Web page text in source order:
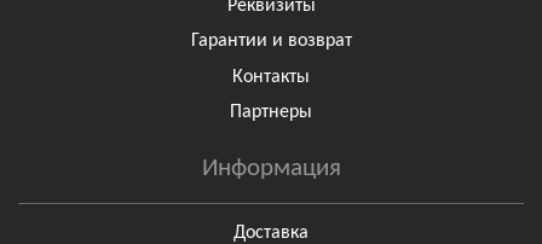
Реквизиты
Гарантии и возврат
Контакты
Партнеры
Информация
Доставка